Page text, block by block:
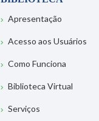
Apresentação
Acesso aos Usuários
Como Funciona
Biblioteca Virtual
Serviços